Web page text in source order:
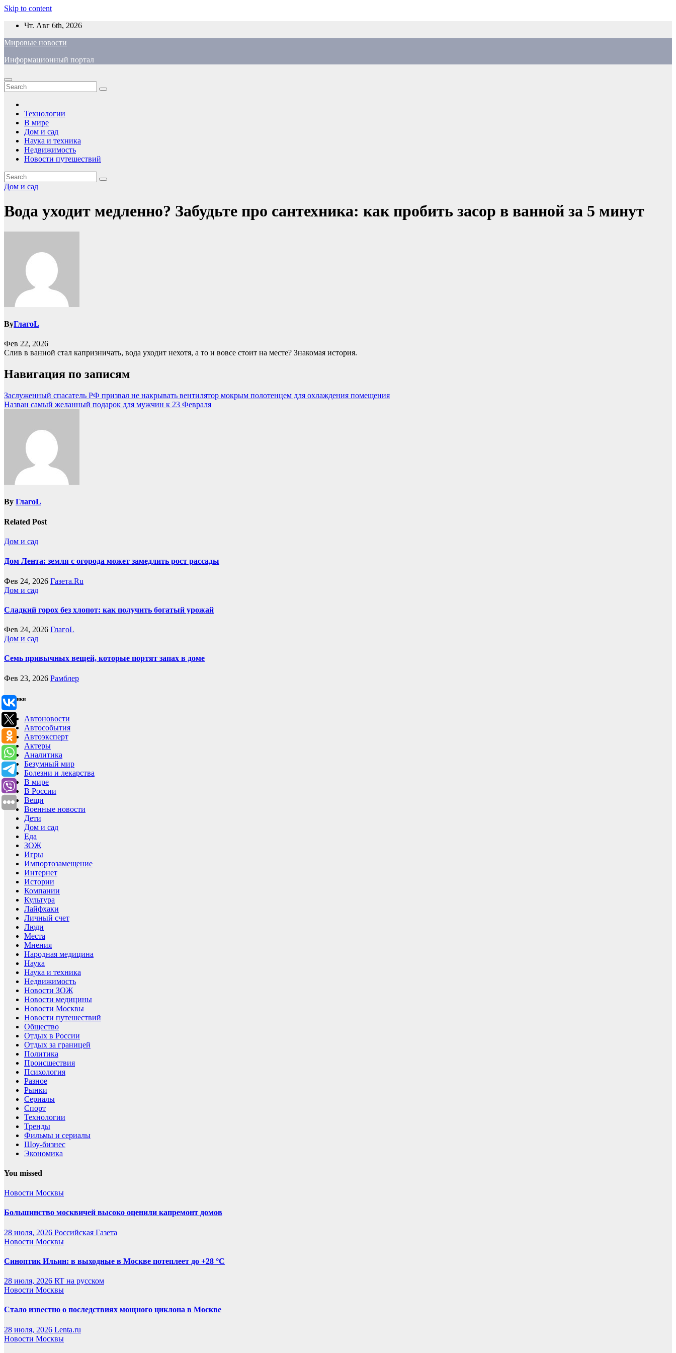
Skip to content
Чт. Авг 6th, 2026
Мировые новости
Информационный портал
Технологии
В мире
Дом и сад
Наука и техника
Недвижимость
Новости путешествий
Дом и сад
Вода уходит медленно? Забудьте про сантехника: как пробить засор в ванной за 5 минут
ByГлагоL
Фев 22, 2026
Слив в ванной стал капризничать, вода уходит нехотя, а то и вовсе стоит на месте? Знакомая история.
Навигация по записям
Заслуженный спасатель РФ призвал не накрывать вентилятор мокрым полотенцем для охлаждения помещения
Назван самый желанный подарок для мужчин к 23 Февраля
By ГлагоL
Related Post
Дом и сад
Дом Лента: земля с огорода может замедлить рост рассады
Фев 24, 2026 Газета.Ru
Дом и сад
Сладкий горох без хлопот: как получить богатый урожай
Фев 24, 2026 ГлагоL
Дом и сад
Семь привычных вещей, которые портят запах в доме
Фев 23, 2026 Рамблер
Рубрики
Автоновости
Автособытия
Автоэксперт
Актеры
Аналитика
Безумный мир
Болезни и лекарства
В мире
В России
Вещи
Военные новости
Дети
Дом и сад
Еда
ЗОЖ
Игры
Импортозамещение
Интернет
Истории
Компании
Культура
Лайфхаки
Личный счет
Люди
Места
Мнения
Народная медицина
Наука
Наука и техника
Недвижимость
Новости ЗОЖ
Новости медицины
Новости Москвы
Новости путешествий
Общество
Отдых в России
Отдых за границей
Политика
Происшествия
Психология
Разное
Рынки
Сериалы
Спорт
Технологии
Тренды
Фильмы и сериалы
Шоу-бизнес
Экономика
You missed
Новости Москвы
Большинство москвичей высоко оценили капремонт домов
28 июля, 2026 Российская Газета
Новости Москвы
Синоптик Ильин: в выходные в Москве потеплеет до +28 °C
28 июля, 2026 RT на русском
Новости Москвы
Стало известно о последствиях мощного циклона в Москве
28 июля, 2026 Lenta.ru
Новости Москвы